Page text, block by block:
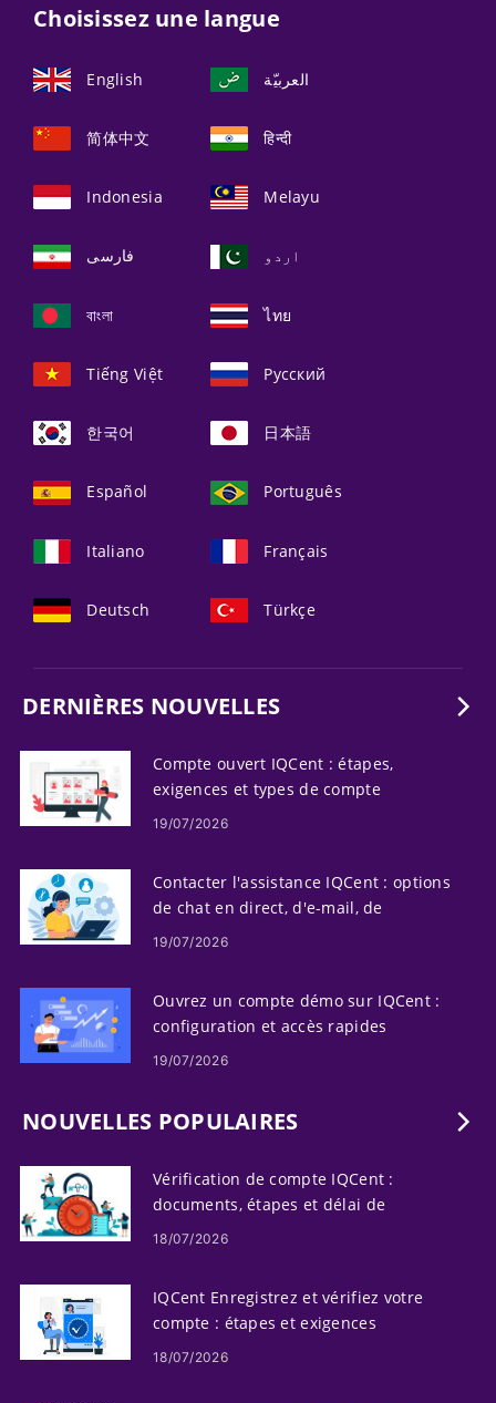
Choisissez une langue
English العربيّة
简体中文 हिन्दी
Indonesia Melayu
فارسی اردو
বাংলা ไทย
Tiếng Việt Русский
한국어 日本語
Español Português
Italiano Français
Deutsch Türkçe
DERNIÈRES NOUVELLES
Compte ouvert IQCent : étapes,
exigences et types de compte
19/07/2026
Contacter l'assistance IQCent : options
de chat en direct, d'e-mail, de
téléphone et d'aide
19/07/2026
Ouvrez un compte démo sur IQCent :
configuration et accès rapides
19/07/2026
NOUVELLES POPULAIRES
Vérification de compte IQCent :
documents, étapes et délai de
traitement
18/07/2026
IQCent Enregistrez et vérifiez votre
compte : étapes et exigences
18/07/2026